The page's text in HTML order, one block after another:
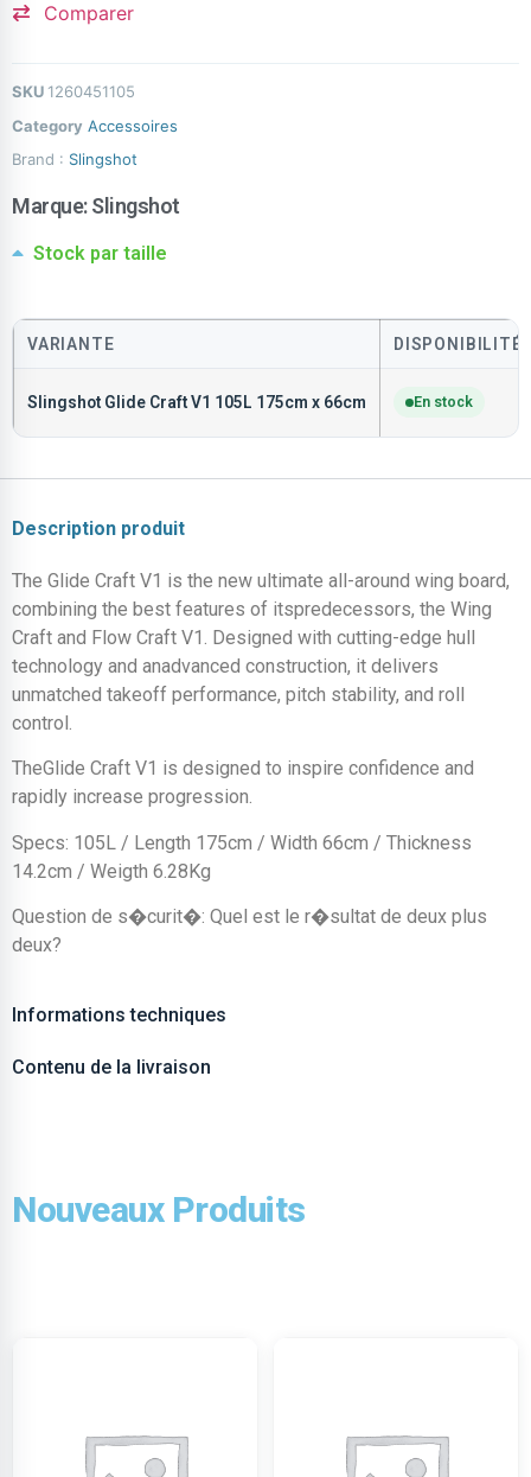
Comparer
SKU 1260451105
Category Accessoires
Brand : Slingshot
Marque:Slingshot
Stock par taille
VARIANTE DISPONIBILITÉ
Slingshot Glide Craft V1 105L 175cm x 66cm En stock
Description produit
The Glide Craft V1 is the new ultimate all-around wing board,
combining the best features of itspredecessors, the Wing
Craft and Flow Craft V1. Designed with cutting-edge hull
technology and anadvanced construction, it delivers
unmatched takeoff performance, pitch stability, and roll
control.
TheGlide Craft V1 is designed to inspire confidence and
rapidly increase progression.
Specs: 105L / Length 175cm / Width 66cm / Thickness
14.2cm / Weigth 6.28Kg
Question de s�curit�: Quel est le r�sultat de deux plus
deux?
Informations techniques
Contenu de la livraison
Nouveaux Produits